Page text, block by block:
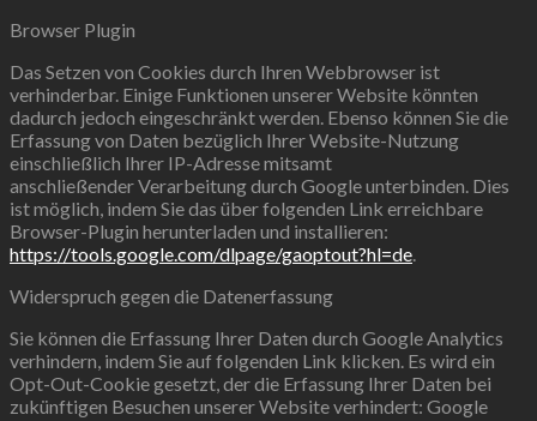
Browser Plugin
Das Setzen von Cookies durch Ihren Webbrowser ist
verhinderbar. Einige Funktionen unserer Website könnten
dadurch jedoch eingeschränkt werden. Ebenso können Sie die
Erfassung von Daten bezüglich Ihrer Website-Nutzung
einschließlich Ihrer IP-Adresse mitsamt
anschließender Verarbeitung durch Google unterbinden. Dies
ist möglich, indem Sie das über folgenden Link erreichbare
Browser-Plugin herunterladen und installieren:
https://tools.google.com/dlpage/gaoptout?hl=de.
Widerspruch gegen die Datenerfassung
Sie können die Erfassung Ihrer Daten durch Google Analytics
verhindern, indem Sie auf folgenden Link klicken. Es wird ein
Opt-Out-Cookie gesetzt, der die Erfassung Ihrer Daten bei
zukünftigen Besuchen unserer Website verhindert: Google